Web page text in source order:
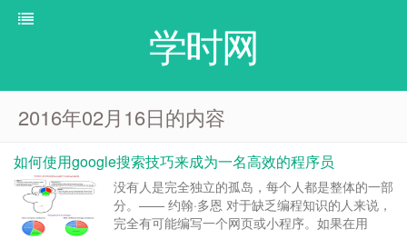
学时网
2016年02月16日的内容
如何使用google搜索技巧来成为一名高效的程序员
没有人是完全独立的孤岛，每个人都是整体的一部
分。—— 约翰·多恩 对于缺乏编程知识的人来说，
完全有可能编写一个网页或小程序。如果在用